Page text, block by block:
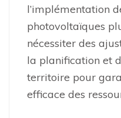
l’implémentation
photovoltaïques
nécessiter des
la planification et
territoire pour
efficace des